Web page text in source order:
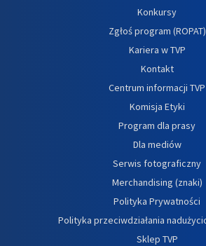
Konkursy
Zgłoś program (ROPAT)
Kariera w TVP
Kontakt
Centrum informacji TVP
Komisja Etyki
Program dla prasy
Dla mediów
Serwis fotograficzny
Merchandising (znaki)
Polityka Prywatności
Polityka przeciwdziałania
Sklep TVP